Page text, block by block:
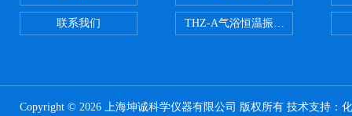
联系我们 THZ-A气浴恒温振荡器
Copyright © 2026 上海坤诚科学仪器有限公司 版权所有 技术支持：